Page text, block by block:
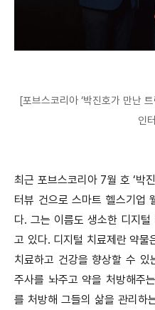
[포브스코리아 ‘박진호가 만난
인
최근 포브스코리아 7월 호 ‘박
터뷰 건으로 스마트 헬스기업
다. 그는 이름도 생소한 디지
고 있다. 디지털 치료제란 약물
치료하고 건강을 향상할 수 있
주사를 놔주고 약을 처방해주
를 처방해 그들의 삶을 관리하